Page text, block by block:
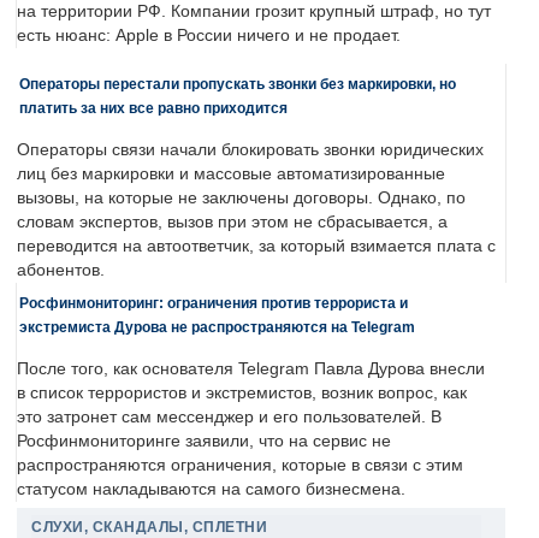
на территории РФ. Компании грозит крупный штраф, но тут
есть нюанс: Apple в России ничего и не продает.
Операторы перестали пропускать звонки без маркировки, но
платить за них все равно приходится
Операторы связи начали блокировать звонки юридических
лиц без маркировки и массовые автоматизированные
вызовы, на которые не заключены договоры. Однако, по
словам экспертов, вызов при этом не сбрасывается, а
переводится на автоответчик, за который взимается плата с
абонентов.
Росфинмониторинг: ограничения против террориста и
экстремиста Дурова не распространяются на Telegram
После того, как основателя Telegram Павла Дурова внесли
в список террористов и экстремистов, возник вопрос, как
это затронет сам мессенджер и его пользователей. В
Росфинмониторинге заявили, что на сервис не
распространяются ограничения, которые в связи с этим
статусом накладываются на самого бизнесмена.
СЛУХИ, СКАНДАЛЫ, СПЛЕТНИ